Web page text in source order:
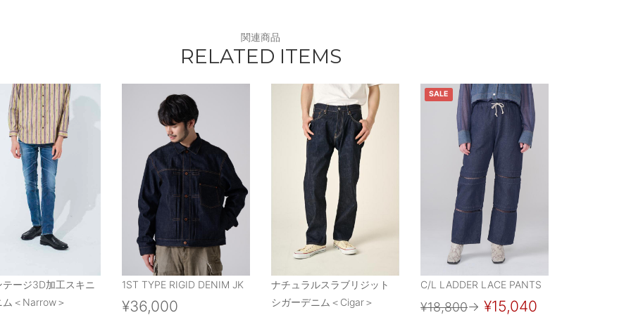
関連商品
RELATED ITEMS
テージ3D加工スキニ
ム＜Narrow＞
1ST TYPE RIGID DENIM JK
¥36,000
ナチュラルスラブリジット
シガーデニム＜Cigar＞
SALE
C/L LADDER LACE PANTS
¥18,800→ ¥15,040